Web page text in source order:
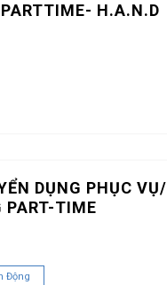
H.A.N.D
DỤNG PHỤC VỤ/
PART-TIME
Động